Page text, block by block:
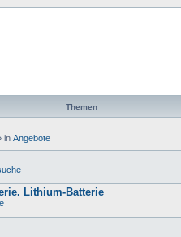
Themen
in Angebote
Lithium-Batterie